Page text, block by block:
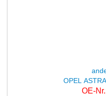
OPEL
OE-